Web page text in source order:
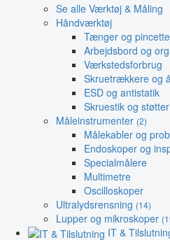
Se alle Værktøj & Måling
Håndværktøj
Tænger og
Arbejdsbord og
Værkstedsforbrug
Skruetrækkere og
ESD og antistatik
Skruestik og støtter
Måleinstrumenter (2)
Målekabler og
Endoskoper og
Specialmålere
Multimetre
Oscilloskoper
Ultralydsrensning (14)
Lupper og mikroskoper
IT &